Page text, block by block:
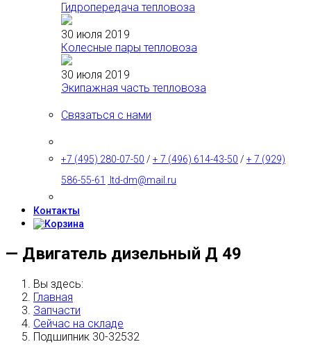
Гидропередача тепловоза
30 июля 2019
Колесные пары тепловоза
30 июля 2019
Экипажная часть тепловоза
Связаться с нами
+7 (495) 280-07-50 / + 7 (496) 614-43-50 / + 7 (929)
586-55-61
ltd-dm@mail.ru
Контакты
— Двигатель дизельный Д 49
Вы здесь:
Главная
Запчасти
Сейчас на складе
Подшипник 30-32532